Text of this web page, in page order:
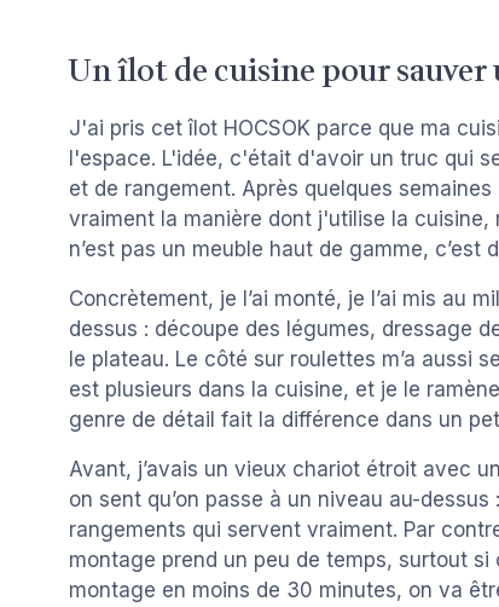
Un îlot de cuisine pour
J'ai pris cet îlot HOCSOK parce que ma
l'espace. L'idée, c'était d'avoir un truc qui
et de rangement. Après quelques
vraiment la manière dont j'utilise la cuisine,
n’est pas un meuble haut de gamme, c’est
Concrètement, je l’ai monté, je l’ai mis au
dessus : découpe des légumes, dressage
le plateau. Le côté sur roulettes m’a aussi
est plusieurs dans la cuisine, et je le
genre de détail fait la différence dans un
Avant, j’avais un vieux chariot étroit avec
on sent qu’on passe à un niveau au-
rangements qui servent vraiment. Par
montage prend un peu de temps, surtout si
montage en moins de 30 minutes, on va